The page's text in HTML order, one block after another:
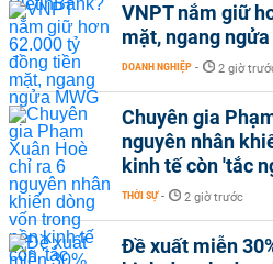
VNPT nắm giữ
mặt, ngang ngửa
DOANH NGHIỆP - 2 giờ
Chuyên gia
nguyên nhân
kinh tế còn 'tắc
THỜI SỰ - 2 giờ trước
Đề xuất miễn